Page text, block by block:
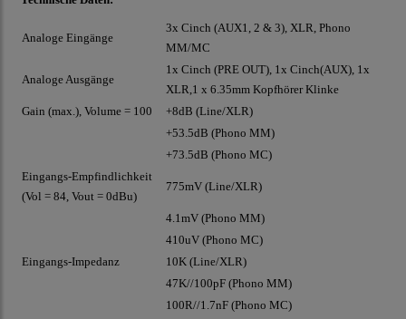
Analoge Eingänge
3x Cinch (AUX1, 2 & 3), XLR, Phono
MM/MC
Analoge Ausgänge
1x Cinch (PRE OUT), 1x Cinch(AUX), 1x
XLR,1 x 6.35mm Kopfhörer Klinke
Gain (max.), Volume = 100
+8dB (Line/XLR)
+53.5dB (Phono MM)
+73.5dB (Phono MC)
Eingangs-Empfindlichkeit
(Vol = 84, Vout = 0dBu)
775mV (Line/XLR)
4.1mV (Phono MM)
410uV (Phono MC)
Eingangs-Impedanz
10K (Line/XLR)
47K//100pF (Phono MM)
100R//1.7nF (Phono MC)